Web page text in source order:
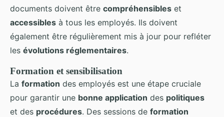
documents doivent être compréhensibles et
accessibles à tous les employés. Ils doivent
également être régulièrement mis à jour pour refléter
les évolutions réglementaires.
Formation et sensibilisation
La formation des employés est une étape cruciale
pour garantir une bonne application des politiques
et des procédures. Des sessions de formation